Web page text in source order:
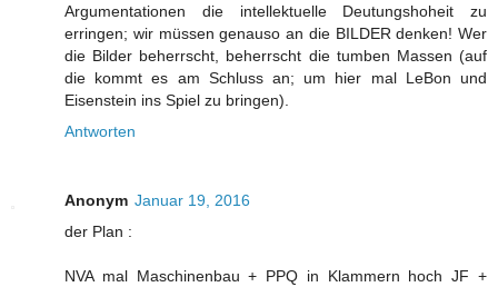
Argumentationen die intellektuelle Deutungshoheit zu
erringen; wir müssen genauso an die BILDER denken! Wer
die Bilder beherrscht, beherrscht die tumben Massen (auf
die kommt es am Schluss an; um hier mal LeBon und
Eisenstein ins Spiel zu bringen).
Antworten
Anonym Januar 19, 2016
der Plan :
NVA mal Maschinenbau + PPQ in Klammern hoch JF +